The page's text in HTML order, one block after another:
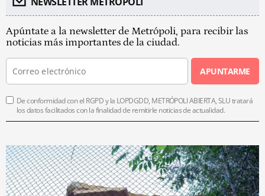
Apúntate a la newsletter de Metrópoli, para recibir las
noticias más importantes de la ciudad.
APUNTARME
De conformidad con el RGPD y la LOPDGDD, METRÓPOLI ABIERTA, SLU tratará
los datos facilitados con la finalidad de remitirle noticias de actualidad.